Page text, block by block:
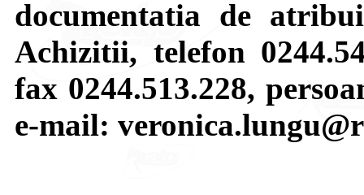
documentatia de
Achizitii, telefon
fax 0244.513.228,
e-mail: